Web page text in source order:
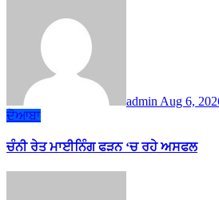
admin Aug 6,
ਦੋਆਬਾ
ਚੰਨੀ ਰੇਤ ਮਾਈਨਿੰਗ ਫੜਨ ‘ਚ ਰਹੇ ਅਸਫਲ